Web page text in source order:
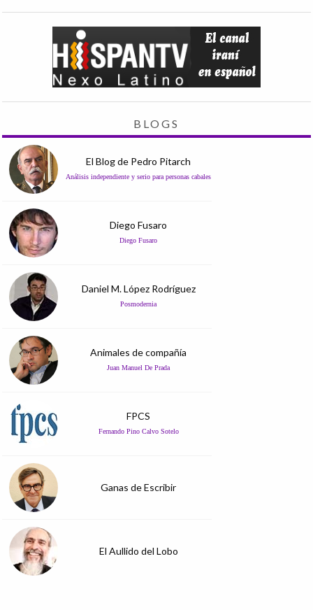
BLOGS
El Blog de Pedro Pitarch
Análisis independiente y serio para personas cabales
Diego Fusaro
Diego Fusaro
Daniel M. López Rodríguez
Posmodernia
Animales de compañía
Juan Manuel De Prada
FPCS
Fernando Pino Calvo Sotelo
Ganas de Escribir
El Aullido del Lobo